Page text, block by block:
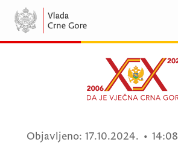
Objavljeno: 17.10.2024. • 14:08